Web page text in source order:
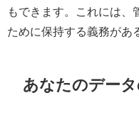
もできます。これには、
ために保持する義務があ
あなたのデー